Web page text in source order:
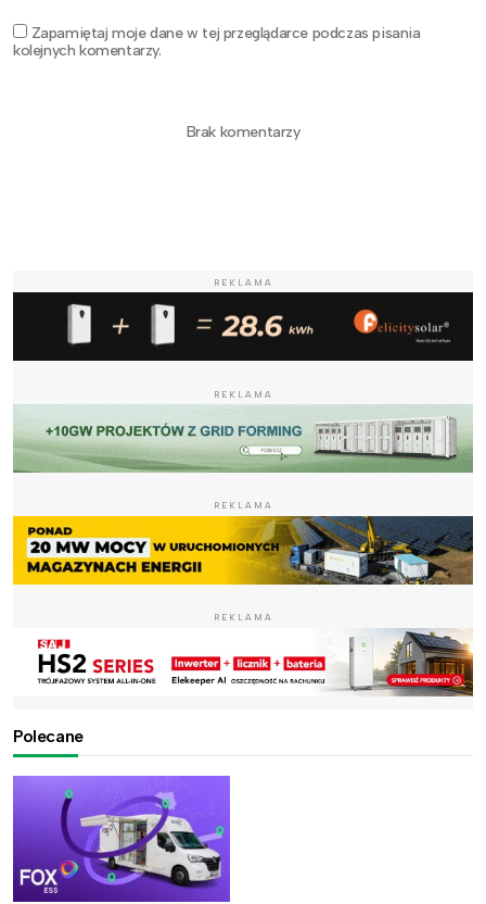
Zapamiętaj moje dane w tej przeglądarce podczas pisania
kolejnych komentarzy.
Brak komentarzy
REKLAMA
REKLAMA
REKLAMA
REKLAMA
Polecane